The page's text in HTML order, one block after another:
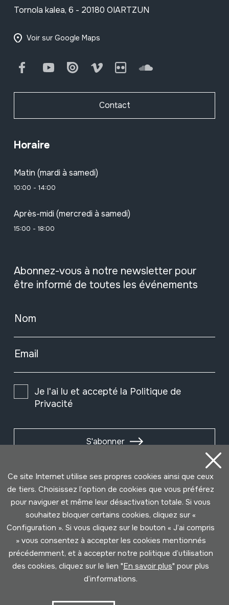
Tornola kalea, 6 - 20180 OIARTZUN
Voir sur Google Maps
FacebookYoutube Issuu Vimeo Flickr SoundCloud
Contact
Horaire
Matin (mardi à samedi)
10:00 - 14:00
Après-midi (mercredi à samedi)
15:00 - 18:00
Abonnez-vous à notre newsletter pour
être informé de toutes les événements
Nom
Email
Je l'ai lu et accepté la Politique de
Privacité
S'abonner
Ce site Internet utilise ses propres cookies ainsi que ceux
de tiers. Choisissez l’option de cookies que vous préférez
pour naviguer et même leur désactivation totale. Si vous
souhaitez bloquer certains cookies, cliquez sur «
Configuration ». Si vous cliquez sur le bouton « J’ai compris
» vous consentez à accepter les cookies mentionnés
précédemment, et à accepter notre politique d’utilisation
des cookies, cliquez sur le lien "En savoir plus" pour plus
d’informations.